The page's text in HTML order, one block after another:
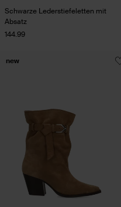
Schwarze Lederstiefeletten mit
Absatz
144.99
new